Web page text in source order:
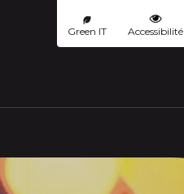
Green IT Accessibilité